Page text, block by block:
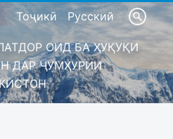
Тоҷикӣ Русский
ОИД БА ҲУҚУҚИ
ДАР ҶУМҲУРИИ